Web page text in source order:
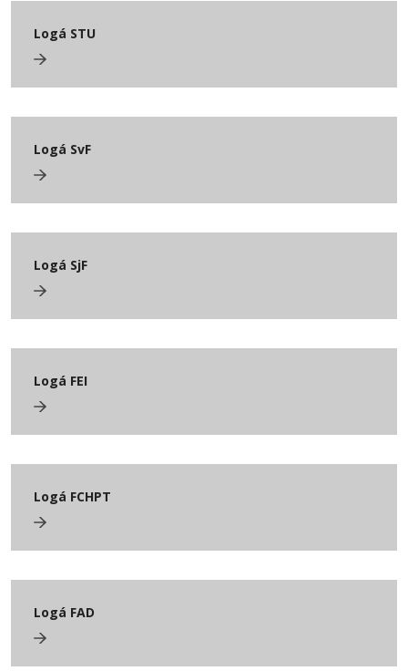
Logá STU
Logá SvF
Logá SjF
Logá FEI
Logá FCHPT
Logá FAD